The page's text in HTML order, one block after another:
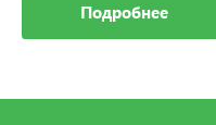
Подробнее